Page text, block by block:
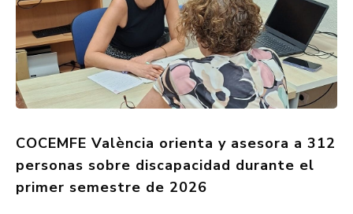
COCEMFE València orienta y asesora a 312
personas sobre discapacidad durante el
primer semestre de 2026